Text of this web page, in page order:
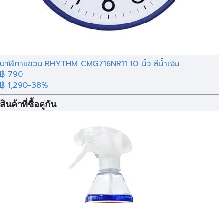
นาฬิกาแขวน RHYTHM CMG716NR11 10 นิ้ว สีน้ำเงิน
฿ 790
฿ 1,290-38%
สินค้าที่ซื้อคู่กัน